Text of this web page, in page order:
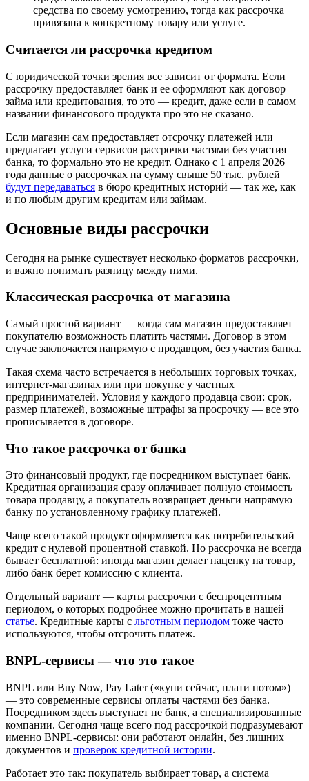
средства по своему усмотрению, тогда как рассрочка
привязана к конкретному товару или услуге.
Считается ли рассрочка кредитом
С юридической точки зрения все зависит от формата. Если
рассрочку предоставляет банк и ее оформляют как договор
займа или кредитования, то это — кредит, даже если в самом
названии финансового продукта про это не сказано.
Если магазин сам предоставляет отсрочку платежей или
предлагает услуги сервисов рассрочки частями без участия
банка, то формально это не кредит. Однако с 1 апреля 2026
года данные о рассрочках на сумму свыше 50 тыс. рублей
будут передаваться в бюро кредитных историй — так же, как
и по любым другим кредитам или займам.
Основные виды рассрочки
Сегодня на рынке существует несколько форматов рассрочки,
и важно понимать разницу между ними.
Классическая рассрочка от магазина
Самый простой вариант — когда сам магазин предоставляет
покупателю возможность платить частями. Договор в этом
случае заключается напрямую с продавцом, без участия банка.
Такая схема часто встречается в небольших торговых точках,
интернет-магазинах или при покупке у частных
предпринимателей. Условия у каждого продавца свои: срок,
размер платежей, возможные штрафы за просрочку — все это
прописывается в договоре.
Что такое рассрочка от банка
Это финансовый продукт, где посредником выступает банк.
Кредитная организация сразу оплачивает полную стоимость
товара продавцу, а покупатель возвращает деньги напрямую
банку по установленному графику платежей.
Чаще всего такой продукт оформляется как потребительский
кредит с нулевой процентной ставкой. Но рассрочка не всегда
бывает бесплатной: иногда магазин делает наценку на товар,
либо банк берет комиссию с клиента.
Отдельный вариант — карты рассрочки с беспроцентным
периодом, о которых подробнее можно прочитать в нашей
статье. Кредитные карты с льготным периодом тоже часто
используются, чтобы отсрочить платеж.
BNPL-сервисы — что это такое
BNPL или Buy Now, Pay Later («купи сейчас, плати потом»)
— это современные сервисы оплаты частями без банка.
Посредником здесь выступает не банк, а специализированные
компании. Сегодня чаще всего под рассрочкой подразумевают
именно BNPL-сервисы: они работают онлайн, без лишних
документов и проверок кредитной истории.
Работает это так: покупатель выбирает товар, а система